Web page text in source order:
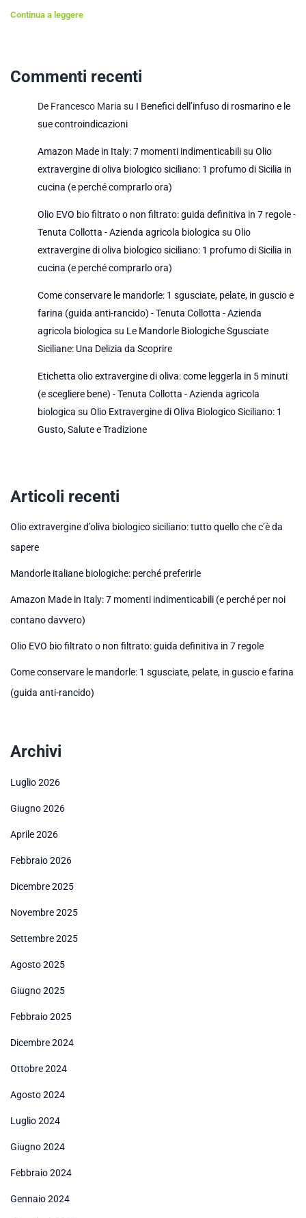
Continua a leggere
Commenti recenti
De Francesco Maria su I Benefici dell’infuso di rosmarino e le
sue controindicazioni
Amazon Made in Italy: 7 momenti indimenticabilisu Olio
extravergine di oliva biologico siciliano: 1 profumo di Sicilia in
cucina (e perché comprarlo ora)
Olio EVO bio filtrato o non filtrato: guida definitiva in 7 regole -
Tenuta Collotta - Azienda agricola biologica su Olio
extravergine di oliva biologico siciliano: 1 profumo di Sicilia in
cucina (e perché comprarlo ora)
Come conservare le mandorle: 1 sgusciate, pelate, in guscio e
farina (guida anti-rancido) - Tenuta Collotta - Azienda
agricola biologica su Le Mandorle Biologiche Sgusciate
Siciliane: Una Delizia da Scoprire
Etichetta olio extravergine di oliva: come leggerla in 5 minuti
(e scegliere bene) - Tenuta Collotta - Azienda agricola
biologica su Olio Extravergine di Oliva Biologico Siciliano: 1
Gusto, Salute e Tradizione
Articoli recenti
Olio extravergine d’oliva biologico siciliano: tutto quello che c’è da
sapere
Mandorle italiane biologiche: perché preferirle
Amazon Made in Italy: 7 momenti indimenticabili (e perché per noi
contano davvero)
Olio EVO bio filtrato o non filtrato: guida definitiva in 7 regole
Come conservare le mandorle: 1 sgusciate, pelate, in guscio e farina
(guida anti-rancido)
Archivi
Luglio 2026
Giugno 2026
Aprile 2026
Febbraio 2026
Dicembre 2025
Novembre 2025
Settembre 2025
Agosto 2025
Giugno 2025
Febbraio 2025
Dicembre 2024
Ottobre 2024
Agosto 2024
Luglio 2024
Giugno 2024
Febbraio 2024
Gennaio 2024